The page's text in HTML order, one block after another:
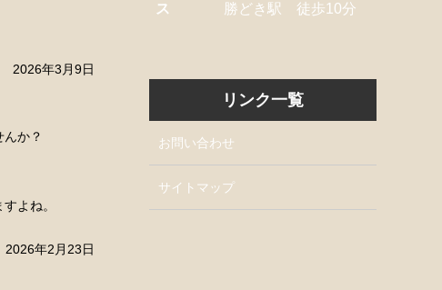
2026年3月9日
か？
よね。
2026年2月23日
ス
勝どき駅 徒歩10分
リンク一覧
お問い合わせ
サイトマップ